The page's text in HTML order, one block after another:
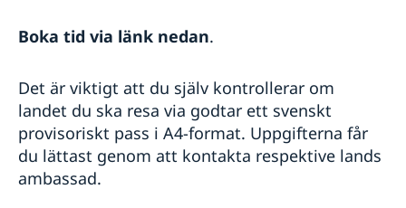
Giltighetstid pass för inträde i Sydkorea
Resa in i Sydkorea på svenskt provisoriskt pass
Inresa till Sverige från Sydkorea
Information och kontakter i Sverige
Allmänna säkerhetsläget
Terrorism
Naturförhållanden och katastrofer
Försäkringsskydd
Service för svenska företag
Svenska företag i utlandet/Korea
Anmäla handelshinder
Boka tid via länk nedan.
Det är viktigt att du själv kontrollerar om
landet du ska resa via godtar ett svenskt
provisoriskt pass i A4-format. Uppgifterna får
du lättast genom att kontakta respektive lands
ambassad.